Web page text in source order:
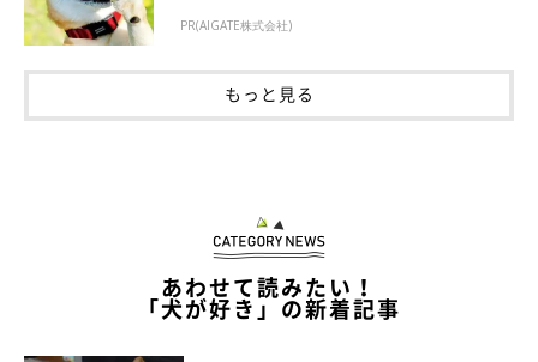
PR(AIGATE株式会社)
もっと見る
あわせて読みたい！
「犬が好き」の新着記事